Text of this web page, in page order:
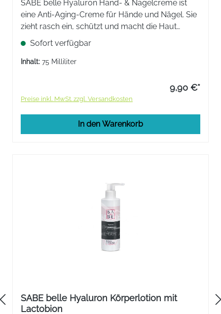
SABE belle Hyaluron Hand- & Nagelcreme ist
eine ​Anti-Aging-Creme für Hände und Nägel. Sie
zieht rasch ein, schützt und macht die Haut
geschmeidig.
Sofort verfügbar
Inhalt: 75 Milliliter
9,90 €*
Preise inkl. MwSt. zzgl. Versandkosten
In den Warenkorb
SABE belle Hyaluron Körperlotion mit
Lactobion